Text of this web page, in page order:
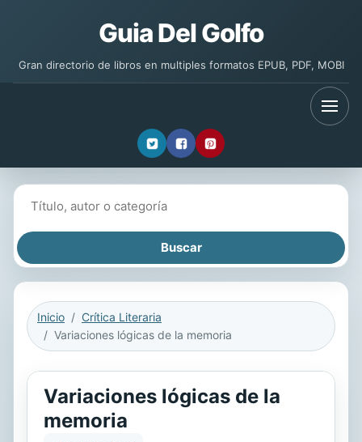
Guia Del Golfo
Gran directorio de libros en multiples formatos EPUB, PDF, MOBI
Inicio
Crítica Literaria
Variaciones lógicas de la memoria
Variaciones lógicas de la
memoria